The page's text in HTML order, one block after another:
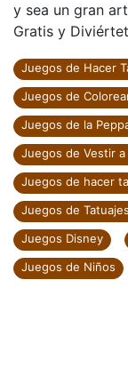
y sea un gran
Gratis y
Juegos de Hacer
Juegos de
Juegos de la
Juegos de Vestir a
Juegos de hacer
Juegos de Tatuajes
Juegos Disney
Juegos de Niños